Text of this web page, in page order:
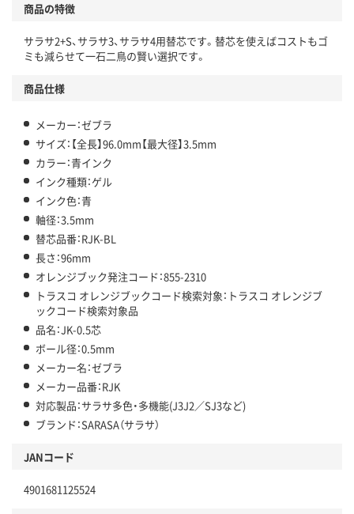
商品の特徴
サラサ2+S、サラサ3、サラサ4用替芯です。替芯を使えばコストもゴ
ミも減らせて一石二鳥の賢い選択です。
商品仕様
メーカー：ゼブラ
サイズ：【全長】96.0mm【最大径】3.5mm
カラー：青インク
インク種類：ゲル
インク色：青
軸径：3.5mm
替芯品番：RJK-BL
長さ：96mm
オレンジブック発注コード：855-2310
トラスコ オレンジブックコード検索対象：トラスコ オレンジブ
ックコード検索対象品
品名：JK-0.5芯
ボール径：0.5mm
メーカー名：ゼブラ
メーカー品番：RJK
対応製品：サラサ多色・多機能(J3J2／SJ3など)
ブランド：SARASA（サラサ）
JANコード
4901681125524